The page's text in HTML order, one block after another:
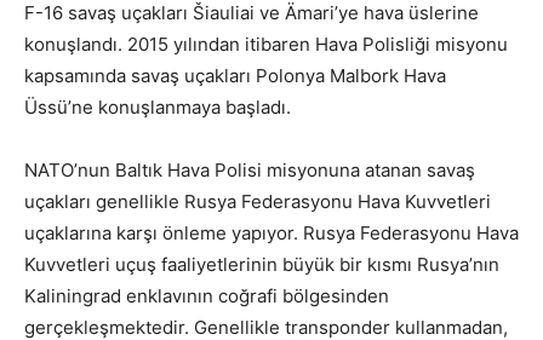
F-16 savaş uçakları Šiauliai ve Ämari’ye hava üslerine
konuşlandı. 2015 yılından itibaren Hava Polisliği misyonu
kapsamında savaş uçakları Polonya Malbork Hava
Üssü’ne konuşlanmaya başladı.
NATO’nun Baltık Hava Polisi misyonuna atanan savaş
uçakları genellikle Rusya Federasyonu Hava Kuvvetleri
uçaklarına karşı önleme yapıyor. Rusya Federasyonu Hava
Kuvvetleri uçuş faaliyetlerinin büyük bir kısmı Rusya’nın
Kaliningrad enklavının coğrafi bölgesinden
gerçekleşmektedir. Genellikle transponder kullanmadan,